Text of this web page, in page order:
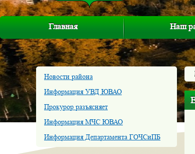
Главная Наш
Новости района
Информация УВД ЮВАО
Прокурор разъясняет
Информация МЧС ЮВАО
Информация Департамента ГОЧСиПБ